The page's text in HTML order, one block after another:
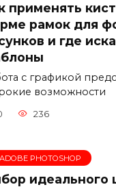
применять
рамок для
и где
с графикой
возможности
236
ADOBE PHOTOSHOP
идеального